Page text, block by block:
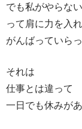
でも私がやらない
って肩に力を入
がんばっていら
それは
仕事とは違って
一日でも休みが